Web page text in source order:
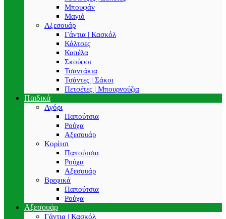
Μπουφάν
Μαγιό
Αξεσουάρ
Γάντια | Κασκόλ
Κάλτσες
Καπέλα
Σκούφοι
Τσαντάκια
Τσάντες | Σάκοι
Πετσέτες | Μπουρνούζια
Παιδικά
Αγόρι
Παπούτσια
Ρούχα
Αξεσουάρ
Κορίτσι
Παπούτσια
Ρούχα
Αξεσουάρ
Βρεφικά
Παπούτσια
Ρούχα
Αξεσουάρ
Γάντια | Κασκόλ